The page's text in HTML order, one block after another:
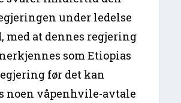
under ledelse
med at dennes regjering
som Etiopias
før det kan
noen våpenhvile-avtale